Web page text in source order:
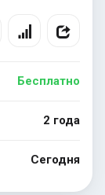
Бесплатно
2 года
Сегодня